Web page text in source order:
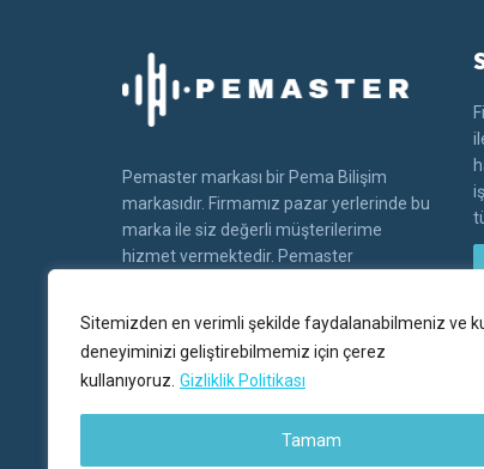
Sitemizden en verimli şekilde faydalanabilmeniz ve
deneyiminizi geliştirebilmemiz için çerez
kullanıyoruz. Gizliklik Politikası
Tamam
Pemaster markası bir Pema Bilişim
markasıdır. Firmamız pazar yerlerinde bu
marka ile siz değerli müşterilerime
hizmet vermektedir. Pemaster